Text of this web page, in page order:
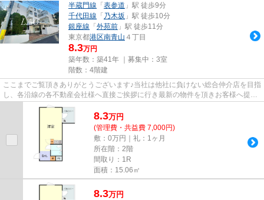
半蔵門線 「 表参道 」駅 徒歩9分
千代田線 「 乃木坂 」駅 徒歩10分
銀座線 「 外苑前 」駅 徒歩11分
東京都港区南青山 ４丁目
8.3万円
築年数：築41年 ｜募集中： 3室
階数：4階建
ここまでご覧頂きありがとうございます♪当社は他社に負けない総合仲介店を目指
し、各沿線の各不動産会社様へ直接ご挨拶に行き最新の物件を頂きお客様へ提供
しております！最新の情報は...
8.3万円
(管理費・共益費 7,000円)
敷：0万円｜礼：1ヶ月
所在階：2階
間取り：1R
面積：15.06㎡
8.3万円